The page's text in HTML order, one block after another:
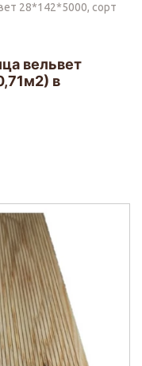
28*142*5000, сорт
вельвет
в